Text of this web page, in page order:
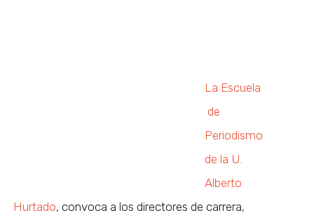
La Escuela
de
Periodismo
de la U.
Alberto
Hurtado, convoca a los directores de carrera,